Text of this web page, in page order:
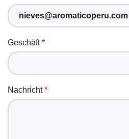
Geschäft
Nachricht